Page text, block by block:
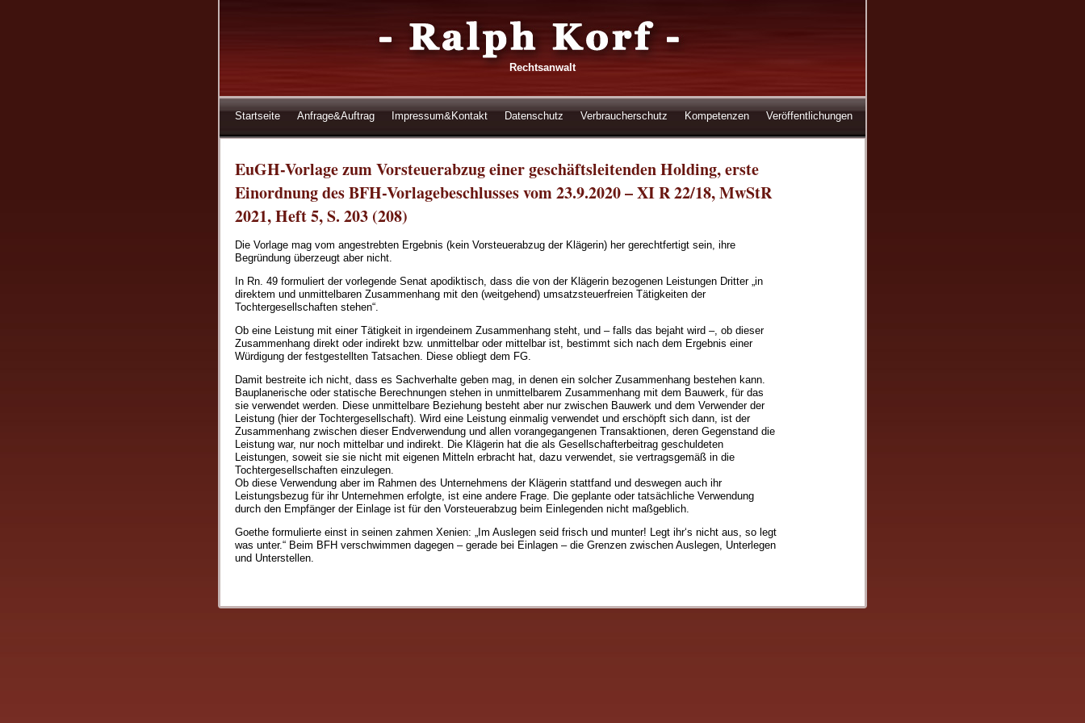
Rechtsanwalt
Startseite Anfrage&Auftrag Impressum&Kontakt Datenschutz Verbraucherschutz Kompetenzen Veröffentlichungen
EuGH-Vorlage zum Vorsteuerabzug einer geschäftsleitenden Holding, erste
Einordnung des BFH-Vorlagebeschlusses vom 23.9.2020 – XI R 22/18, MwStR
2021, Heft 5, S. 203 (208)
Die Vorlage mag vom angestrebten Ergebnis (kein Vorsteuerabzug der Klägerin) her gerechtfertigt sein, ihre
Begründung überzeugt aber nicht.
In Rn. 49 formuliert der vorlegende Senat apodiktisch, dass die von der Klägerin bezogenen Leistungen Dritter „in
direktem und unmittelbaren Zusammenhang mit den (weitgehend) umsatzsteuerfreien Tätigkeiten der
Tochtergesellschaften stehen“.
Ob eine Leistung mit einer Tätigkeit in irgendeinem Zusammenhang steht, und – falls das bejaht wird –, ob dieser
Zusammenhang direkt oder indirekt bzw. unmittelbar oder mittelbar ist, bestimmt sich nach dem Ergebnis einer
Würdigung der festgestellten Tatsachen. Diese obliegt dem FG.
Damit bestreite ich nicht, dass es Sachverhalte geben mag, in denen ein solcher Zusammenhang bestehen kann.
Bauplanerische oder statische Berechnungen stehen in unmittelbarem Zusammenhang mit dem Bauwerk, für das
sie verwendet werden. Diese unmittelbare Beziehung besteht aber nur zwischen Bauwerk und dem Verwender der
Leistung (hier der Tochtergesellschaft). Wird eine Leistung einmalig verwendet und erschöpft sich dann, ist der
Zusammenhang zwischen dieser Endverwendung und allen vorangegangenen Transaktionen, deren Gegenstand die
Leistung war, nur noch mittelbar und indirekt. Die Klägerin hat die als Gesellschafterbeitrag geschuldeten
Leistungen, soweit sie sie nicht mit eigenen Mitteln erbracht hat, dazu verwendet, sie vertragsgemäß in die
Tochtergesellschaften einzulegen.
Ob diese Verwendung aber im Rahmen des Unternehmens der Klägerin stattfand und deswegen auch ihr
Leistungsbezug für ihr Unternehmen erfolgte, ist eine andere Frage. Die geplante oder tatsächliche Verwendung
durch den Empfänger der Einlage ist für den Vorsteuerabzug beim Einlegenden nicht maßgeblich.
Goethe formulierte einst in seinen zahmen Xenien: „Im Auslegen seid frisch und munter! Legt ihr‘s nicht aus, so legt
was unter.“ Beim BFH verschwimmen dagegen – gerade bei Einlagen – die Grenzen zwischen Auslegen, Unterlegen
und Unterstellen.